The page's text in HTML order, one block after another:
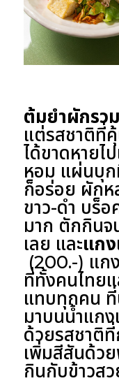
ต้มยำผักรวม
แต่รสชาติที่
ได้ขาดหายไ
หอม แผ่นบุก
ก็อร่อย ผักห
ขาว-ดำ บร็อ
มาก ตักกินจ
เลย และแกง
(200.-) แก
ที่ทั้งคนไทยแ
แทบทุกคน ที่
มาบนน้ำแกง
ด้วยรสชาติ
เพิ่มสีสันด้ว
กินกับข้าวส